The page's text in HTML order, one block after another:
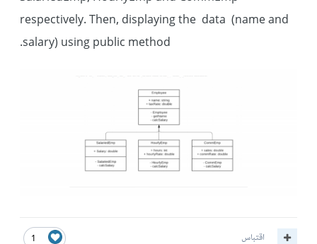
respectively. Then, displaying the data (name and
salary) using public method.
1 اقتباس